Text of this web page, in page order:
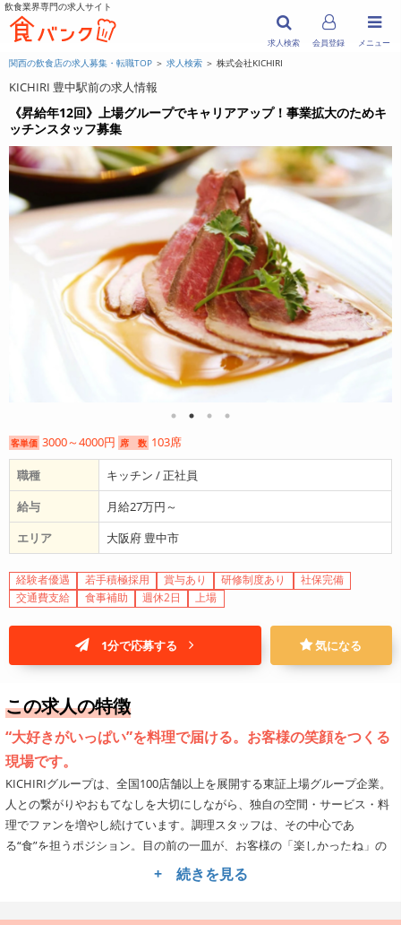
飲食業界専門の求人サイト
メニュー
求人検索 会員登録
関西の飲食店の求人募集・転職TOP ＞ 求人検索 ＞ 株式会社KICHIRI
KICHIRI 豊中駅前の求人情報
《昇給年12回》上場グループでキャリアアップ！事業拡大のためキ
ッチンスタッフ募集
客単価 3000～4000円 席 数 103席
職種
キッチン / 正社員
給与
月給27万円～
エリア
大阪府 豊中市
経験者優遇 若手積極採用 賞与あり 研修制度あり
社保完備
交通費支給
食事補助 週休2日 上場
1分で応募する 気になる
この求人の特徴
“大好きがいっぱい”を料理で届ける。お客様の笑顔をつくる
現場です。
KICHIRIグループは、全国100店舗以上を展開する東証上場グループ企業。
人との繋がりやおもてなしを大切にしながら、独自の空間・サービス・料
理でファンを増やし続けています。調理スタッフは、その中心であ
る“食”を担うポジション。目の前の一皿が、お客様の「楽しかったね」の
記憶になるように、気持ちを込めて料理と向き合える方を歓迎します。
調理経験を活かしながら、メニュー開発や発注業務にも挑戦
+ 続きを見る